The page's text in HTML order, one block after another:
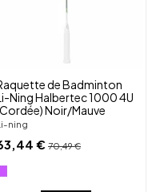
de Badminton
Ning Halbertec 1000 4U
Noir/Mauve
ning
€ 70,49 €